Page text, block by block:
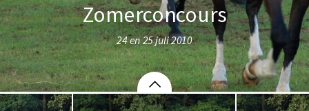
Zomerconcours
24 en 25 juli 2010